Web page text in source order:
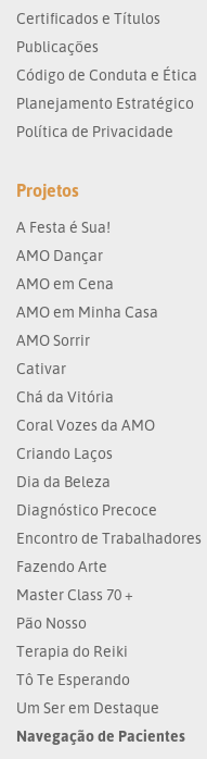
Certificados e Títulos
Publicações
Código de Conduta e Ética
Planejamento Estratégico
Política de Privacidade
Projetos
A Festa é Sua!
AMO Dançar
AMO em Cena
AMO em Minha Casa
AMO Sorrir
Cativar
Chá da Vitória
Coral Vozes da AMO
Criando Laços
Dia da Beleza
Diagnóstico Precoce
Encontro de Trabalhadores
Fazendo Arte
Master Class 70 +
Pão Nosso
Terapia do Reiki
Tô Te Esperando
Um Ser em Destaque
Navegação de Pacientes